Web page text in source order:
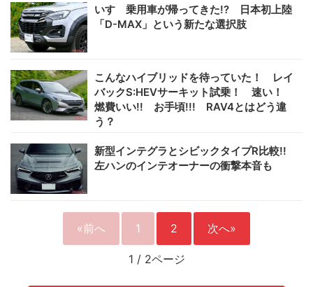
いすゞ乗用車が帰ってきた!? 日本初上陸
「D-MAX」という新たな選択肢
こんなハイブリッドを待っていた！ レイ
バックS:HEVサーキット試乗！ 速い！
燃費いい!! お手頃!!! RAV4とはどう違
う？
新型インテグラとシビックタイプR比較!!
左ハンのインテオーナーの衝撃本音も
«前へ 1 2 次へ»
1 / 2ページ